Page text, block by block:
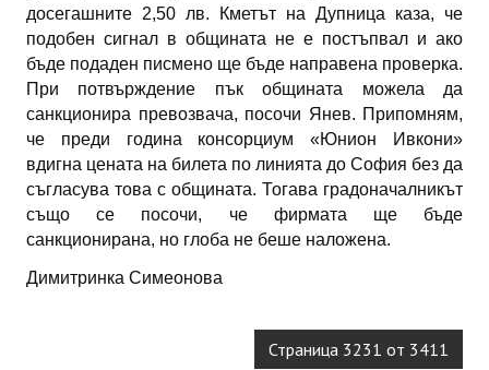
досегашните 2,50 лв. Кметът на Дупница каза, че
подобен сигнал в общината не е постъпвал и ако
бъде подаден писмено ще бъде направена проверка.
При потвърждение пък общината можела да
санкционира превозвача, посочи Янев. Припомням,
че преди година консорциум «Юнион Ивкони»
вдигна цената на билета по линията до София без да
съгласува това с общината. Тогава градоначалникът
също се посочи, че фирмата ще бъде
санкционирана, но глоба не беше наложена.
Димитринка Симеонова
Страница 3231 от 3411